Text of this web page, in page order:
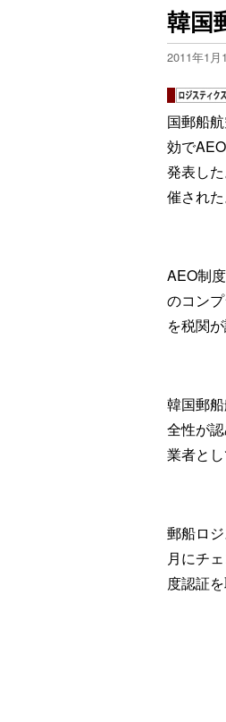
韓国
2011年1月
国郵船
効で
発表し
催された
AEO制
のコン
を税関
韓国郵
全性が
業者と
郵船ロ
月にチ
度認証を